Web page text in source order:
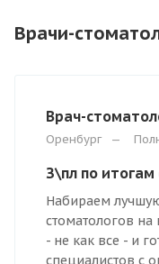
Врачи-
Врач-
Оренбург —
З\пл по
Набираем
стоматологов
- не как все - и
специалистов с